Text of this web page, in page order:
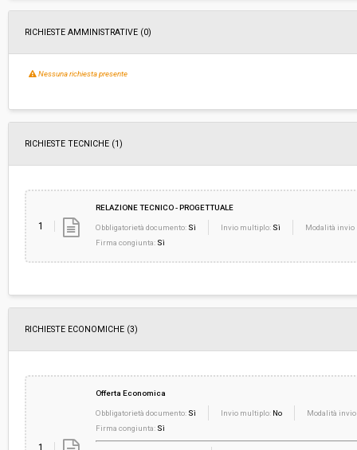
RICHIESTE AMMINISTRATIVE (0)
Nessuna richiesta presente
RICHIESTE TECNICHE (1)
1
RELAZIONE TECNICO - PROGETTUALE
Obbligatorietà documento: Sì Invio multiplo: Sì
Modalità invio
Firma congiunta: Sì
RICHIESTE ECONOMICHE (3)
1
Offerta Economica
Obbligatorietà documento: Sì Invio multiplo: No
Modalità
Firma congiunta: Sì